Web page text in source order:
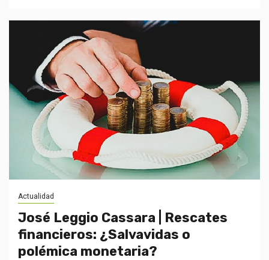
Actualidad
José Leggio Cassara | Rescates
financieros: ¿Salvavidas o
polémica monetaria?